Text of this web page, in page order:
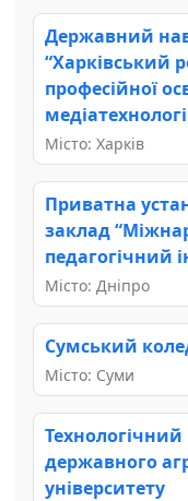
Державний
“Харківський
професійної
Місто: Харків
Приватна
заклад
педагогічний
Місто: Дніпро
Сумський
Місто: Суми
державного
університету